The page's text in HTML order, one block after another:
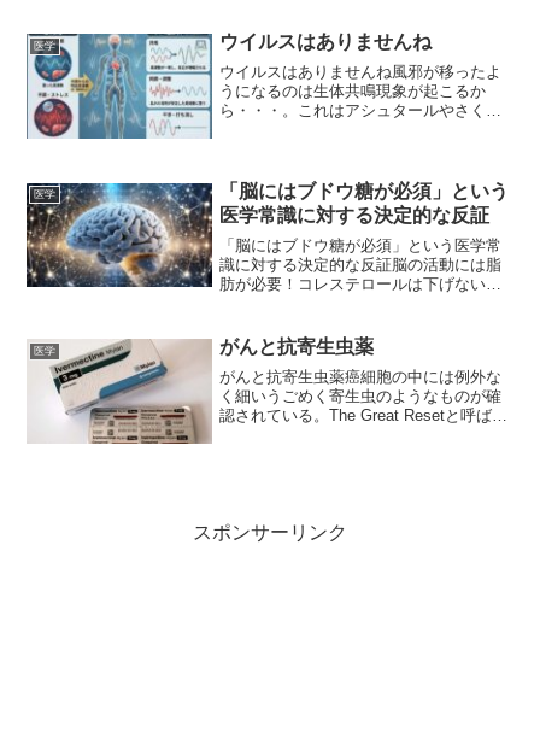
CANCER WITHIN ...
医学 ウイルスはありませんね
ウイルスはありませんね風邪が移ったよ
うになるのは生体共鳴現象が起こるか
ら・・・。これはアシュタールやさくや
も、画像を見れば意味が分か...
医学
「脳にはブドウ糖が必須」という
医学常識に対する決定的な反証
「脳にはブドウ糖が必須」という医学常
識に対する決定的な反証脳の活動には脂
肪が必要！コレステロールは下げない方
ります。研究論文『脂肪が脳のシナプス
機能を支える重要なエネル...
医学 がんと抗寄生虫薬
がんと抗寄生虫薬癌細胞の中には例外な
く細いうごめく寄生虫のようなものが確
認されている。The Great Resetと呼ばれ
スポンサーリンク